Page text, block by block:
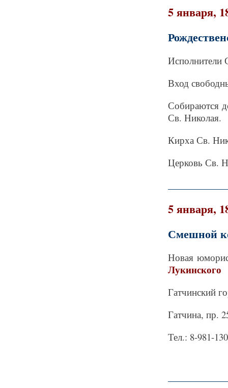
5 января,
Исполнители
Вход
Собираются
Св. Николая.
Кирха Св.
Церковь Св.
5 января,
Смешной
Новая
Лукинского
Гатчинский
Гатчина, пр.
Тел.: 8-981-